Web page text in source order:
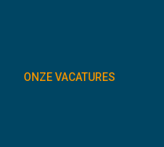
ONZE VACATURES